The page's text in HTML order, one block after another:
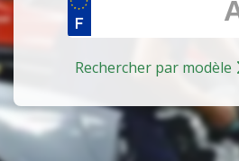
Rechercher par modèle